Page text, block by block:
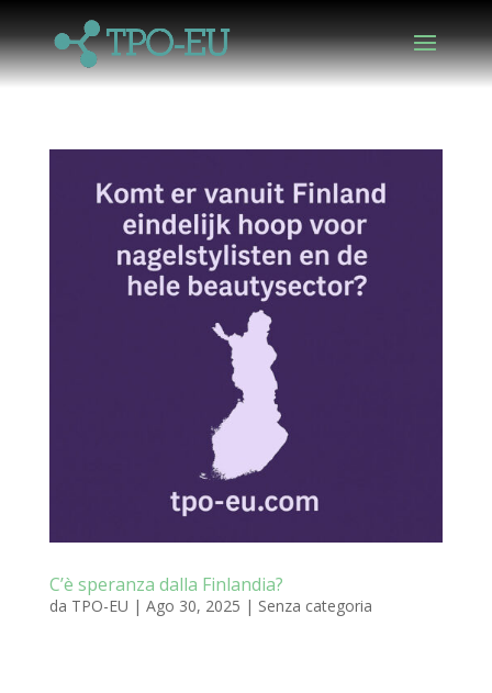
C’è speranza dalla Finlandia?
da TPO-EU | Ago 30, 2025 | Senza categoria